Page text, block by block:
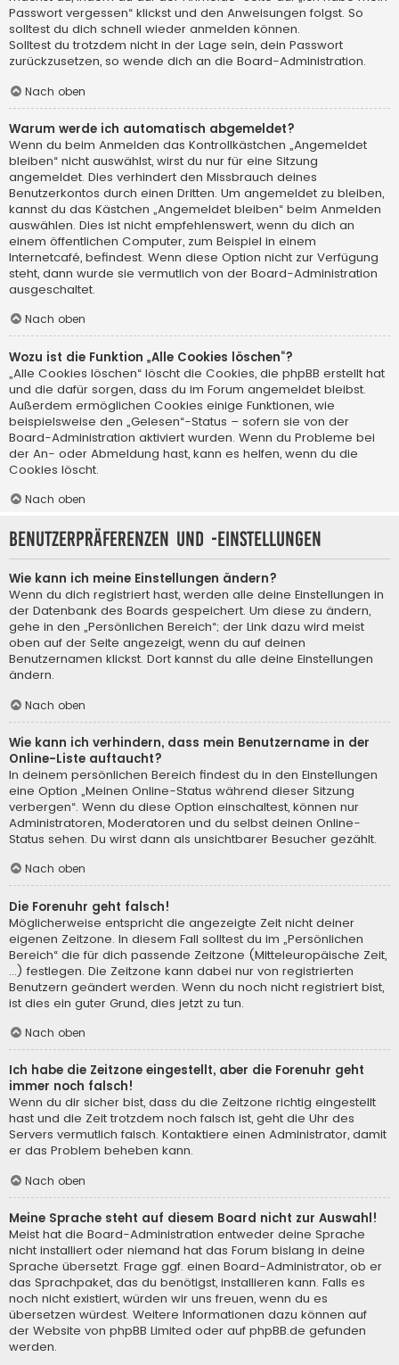
Passwort vergessen“ klickst und den Anweisungen folgst. So
solltest du dich schnell wieder anmelden können.
Solltest du trotzdem nicht in der Lage sein, dein Passwort
zurückzusetzen, so wende dich an die Board-Administration.
Nach oben
Warum werde ich automatisch abgemeldet?
Wenn du beim Anmelden das Kontrollkästchen „Angemeldet
bleiben“ nicht auswählst, wirst du nur für eine Sitzung
angemeldet. Dies verhindert den Missbrauch deines
Benutzerkontos durch einen Dritten. Um angemeldet zu bleiben,
kannst du das Kästchen „Angemeldet bleiben“ beim Anmelden
auswählen. Dies ist nicht empfehlenswert, wenn du dich an
einem öffentlichen Computer, zum Beispiel in einem
Internetcafé, befindest. Wenn diese Option nicht zur Verfügung
steht, dann wurde sie vermutlich von der Board-Administration
ausgeschaltet.
Nach oben
Wozu ist die Funktion „Alle Cookies löschen“?
„Alle Cookies löschen“ löscht die Cookies, die phpBB erstellt hat
und die dafür sorgen, dass du im Forum angemeldet bleibst.
Außerdem ermöglichen Cookies einige Funktionen, wie
beispielsweise den „Gelesen“-Status – sofern sie von der
Board-Administration aktiviert wurden. Wenn du Probleme bei
der An- oder Abmeldung hast, kann es helfen, wenn du die
Cookies löscht.
Nach oben
Benutzerpräferenzen und -einstellungen
Wie kann ich meine Einstellungen ändern?
Wenn du dich registriert hast, werden alle deine Einstellungen in
der Datenbank des Boards gespeichert. Um diese zu ändern,
gehe in den „Persönlichen Bereich“; der Link dazu wird meist
oben auf der Seite angezeigt, wenn du auf deinen
Benutzernamen klickst. Dort kannst du alle deine Einstellungen
ändern.
Nach oben
Wie kann ich verhindern, dass mein Benutzername in der
Online-Liste auftaucht?
In deinem persönlichen Bereich findest du in den Einstellungen
eine Option „Meinen Online-Status während dieser Sitzung
verbergen“. Wenn du diese Option einschaltest, können nur
Administratoren, Moderatoren und du selbst deinen Online-
Status sehen. Du wirst dann als unsichtbarer Besucher gezählt.
Nach oben
Die Forenuhr geht falsch!
Möglicherweise entspricht die angezeigte Zeit nicht deiner
eigenen Zeitzone. In diesem Fall solltest du im „Persönlichen
Bereich“ die für dich passende Zeitzone (Mitteleuropäische Zeit,
...) festlegen. Die Zeitzone kann dabei nur von registrierten
Benutzern geändert werden. Wenn du noch nicht registriert bist,
ist dies ein guter Grund, dies jetzt zu tun.
Nach oben
Ich habe die Zeitzone eingestellt, aber die Forenuhr geht
immer noch falsch!
Wenn du dir sicher bist, dass du die Zeitzone richtig eingestellt
hast und die Zeit trotzdem noch falsch ist, geht die Uhr des
Servers vermutlich falsch. Kontaktiere einen Administrator, damit
er das Problem beheben kann.
Nach oben
Meine Sprache steht auf diesem Board nicht zur Auswahl!
Meist hat die Board-Administration entweder deine Sprache
nicht installiert oder niemand hat das Forum bislang in deine
Sprache übersetzt. Frage ggf. einen Board-Administrator, ob er
das Sprachpaket, das du benötigst, installieren kann. Falls es
noch nicht existiert, würden wir uns freuen, wenn du es
übersetzen würdest. Weitere Informationen dazu können auf
der Website von phpBB Limited oder auf phpBB.de gefunden
werden.